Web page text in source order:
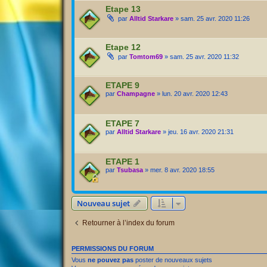
Etape 13
par Alltid Starkare » sam. 25 avr. 2020 11:26
Etape 12
par Tomtom69 » sam. 25 avr. 2020 11:32
ETAPE 9
par Champagne » lun. 20 avr. 2020 12:43
ETAPE 7
par Alltid Starkare » jeu. 16 avr. 2020 21:31
ETAPE 1
par Tsubasa » mer. 8 avr. 2020 18:55
Nouveau sujet
Retourner à l’index du forum
PERMISSIONS DU FORUM
Vous ne pouvez pas poster de nouveaux sujets